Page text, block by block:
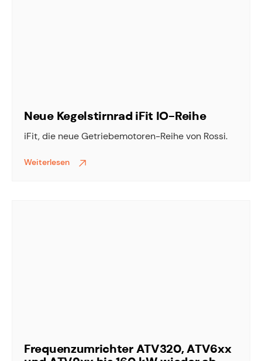
Neue Kegelstirnrad iFit IO-Reihe
iFit, die neue Getriebemotoren-Reihe von Rossi.
Weiterlesen
Frequenzumrichter ATV320, ATV6xx